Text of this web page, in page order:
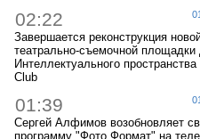
02:22
Завершается реконструкция
театрально-съемочной площадки
Интеллектуального
Club
01:39
Сергей Алфимов возобновляет
программу "Фото Формат" на